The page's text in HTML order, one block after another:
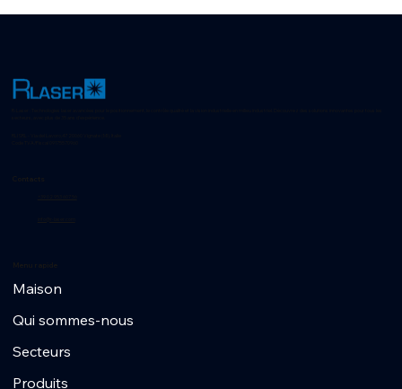
Maison
Qui sommes-nous
Secteurs
Produits